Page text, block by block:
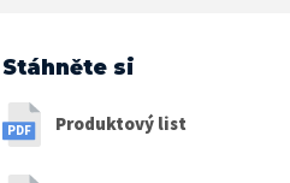
Stáhněte si
Produktový list